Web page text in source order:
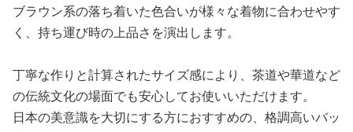
ブラウン系の落ち着いた色合いが様々な着物に合わせやす
く、持ち運び時の上品さを演出します。
丁寧な作りと計算されたサイズ感により、茶道や華道など
の伝統文化の場面でも安心してお使いいただけます。
日本の美意識を大切にする方におすすめの、格調高いバッ